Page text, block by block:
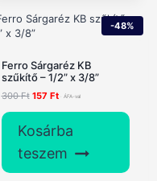
-48%
Ferro Sárgaréz KB
szűkítő – 1/2” x 3/8”
300Ft Original
300 Ft.
157 FtCurrent
157 Ft.
Kosárba
teszem